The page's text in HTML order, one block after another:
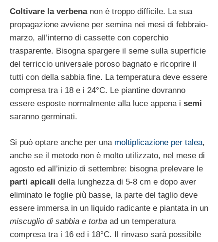
Coltivare la verbenanon è troppo difficile. La sua
propagazione avviene per semina nei mesi di febbraio-
marzo, all’interno di cassette con coperchio
trasparente. Bisogna spargere il seme sulla superficie
del terriccio universale poroso bagnato e ricoprire il
tutti con della sabbia fine. La temperatura deve essere
compresa tra i 18 e i 24°C. Le piantine dovranno
essere esposte normalmente alla luce appena i semi
saranno germinati.
Si può optare anche per una moltiplicazione per talea,
anche se il metodo non è molto utilizzato, nel mese di
agosto ed all’inizio di settembre: bisogna prelevare le
parti apicali della lunghezza di 5-8 cm e dopo aver
eliminato le foglie più basse, la parte del taglio deve
essere immersa in un liquido radicante e piantata in un
miscuglio di sabbia e torba ad un temperatura
compresa tra i 16 ed i 18°C. Il rinvaso sarà possibile